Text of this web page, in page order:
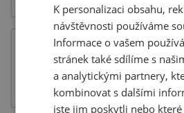
Letáky
K personalizaci obsahu,
návštěvnosti používáme
Informace o vašem
stránek také sdílíme s
a analytickými partnery,
kombinovat s dalšími
jste jim poskytli nebo